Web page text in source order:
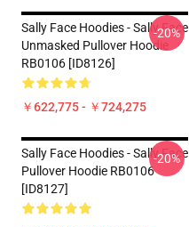
Sally Face Hoodies - Sally Face
Unmasked Pullover Hoodie
RB0106 [ID8126]
￥622,775 - ￥724,275
-20%
Sally Face Hoodies - Sally Face
Pullover Hoodie RB0106
[ID8127]
-20%